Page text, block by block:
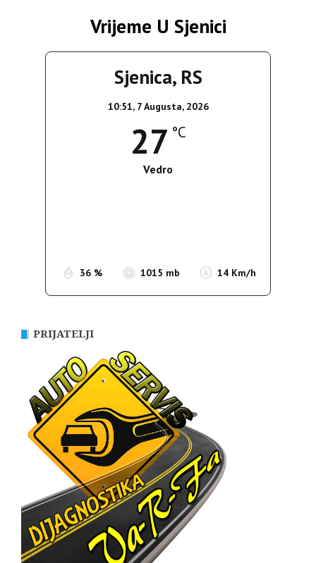
Vrijeme U Sjenici
Sjenica, RS
10:51, 7 Augusta, 2026
27 °C
Vedro
36 % 1015 mb 14 Km/h
PRIJATELJI